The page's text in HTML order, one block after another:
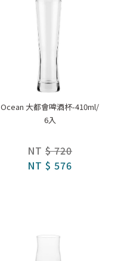
Ocean 大都會啤酒杯-410ml/
6入
NT $ 720
NT $ 576